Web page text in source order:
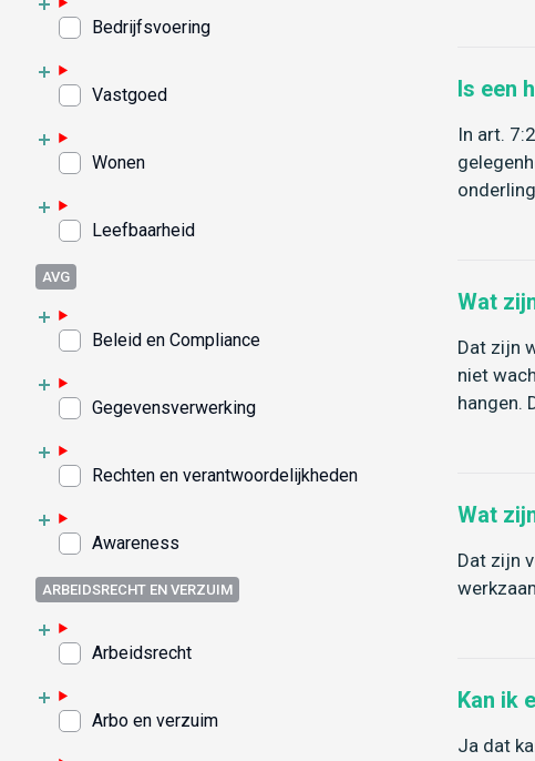
Bedrijfsvoering
Vastgoed
Wonen
Leefbaarheid
AVG
Beleid en Compliance
Gegevensverwerking
Rechten en verantwoordelijkheden
Awareness
ARBEIDSRECHT EN VERZUIM
Arbeidsrecht
Arbo en verzuim
Is een
In art.
Wat
Dat zijn
niet
hangen.
Wat
Dat zijn
Kan ik
Ja dat